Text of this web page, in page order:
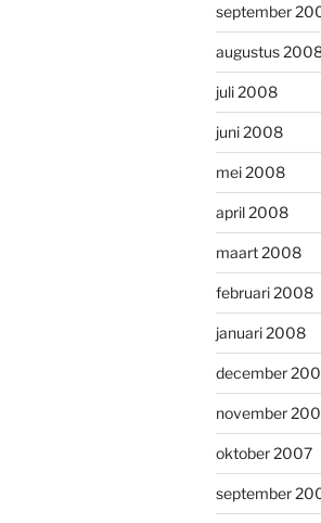
september
augustus
juli 2008
juni 2008
mei 2008
april 2008
maart 2008
februari 2008
januari 2008
december
november
oktober 2007
september